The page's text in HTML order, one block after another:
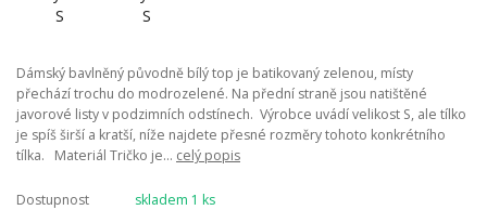
Dámský bavlněný původně bílý top je batikovaný zelenou, místy
přechází trochu do modrozelené. Na přední straně jsou natištěné
javorové listy v podzimních odstínech. Výrobce uvádí velikost S, ale tílko
je spíš širší a kratší, níže najdete přesné rozměry tohoto konkrétního
tílka. Materiál Tričko je... celý popis
Dostupnost skladem 1 ks